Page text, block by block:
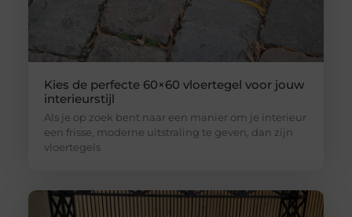
Kies de perfecte 60×60 vloertegel voor jouw
interieurstijl
Als je op zoek bent naar een manier om je interieur
een frisse, moderne uitstraling te geven, dan zijn
vloertegels